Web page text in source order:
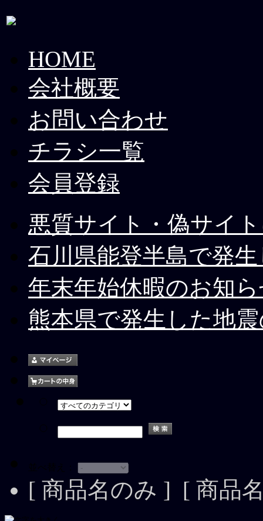
HOME
会社概要
お問い合わせ
チラシ一覧
会員登録
悪質サイト・偽サイ
石川県能登半島で発
年末年始休暇のお知ら
熊本県で発生した地
[ 商品名のみ ] [ 商品